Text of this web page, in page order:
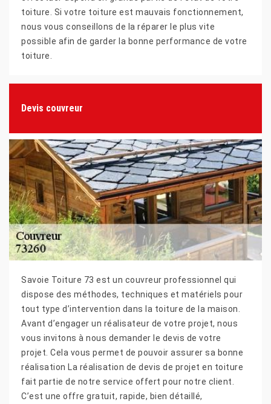
toiture. Si votre toiture est mauvais fonctionnement,
nous vous conseillons de la réparer le plus vite
possible afin de garder la bonne performance de votre
toiture.
Devis couvreur
Savoie Toiture 73 est un couvreur professionnel qui
dispose des méthodes, techniques et matériels pour
tout type d’intervention dans la toiture de la maison.
Avant d’engager un réalisateur de votre projet, nous
vous invitons à nous demander le devis de votre
projet. Cela vous permet de pouvoir assurer sa bonne
réalisation La réalisation de devis de projet en toiture
fait partie de notre service offert pour notre client.
C’est une offre gratuit, rapide, bien détaillé,